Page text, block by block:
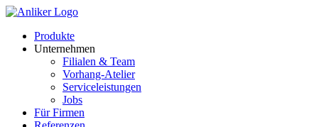
Produkte
Unternehmen
Filialen & Team
Vorhang-Atelier
Serviceleistungen
Jobs
Für Firmen